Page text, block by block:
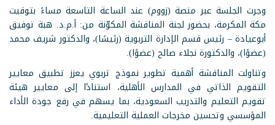
وجرت الجلسة عبر منصة (زووم) عند الساعة التاسعة مساءً بتوقيت
مكة المكرمة، بحضور لجنة المناقشة المكوّنة من: أ.م.د. هبة توفيق
أبوعيادة – رئيس قسم الإدارة التربوية (رئيسًا)، والدكتور شريف محمد
(عضوًا)، والدكتورة نجلاء صالح (عضوًا).
وتناولت المناقشة أهمية تطوير نموذج تربوي يعزز تطبيق معايير
التقويم الذاتي في المدارس الأهلية، استنادًا إلى معايير هيئة
تقويم التعليم والتدريب السعودية، بما يسهم في رفع جودة الأداء
المؤسسي وتحسين مخرجات العملية التعليمية.